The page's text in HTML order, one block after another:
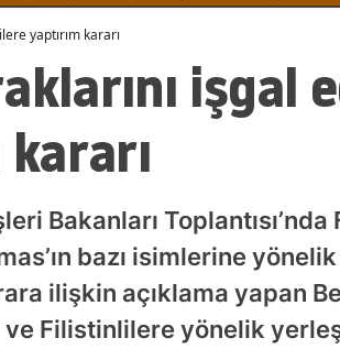
yaptırım kararı
işgal
Bakanları
bazı isimlerine yönelik
ilişkin açıklama yapan
ve Filistinlilere yönelik